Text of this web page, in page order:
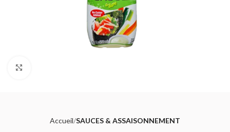
Accueil SAUCES & ASSAISONNEMENT